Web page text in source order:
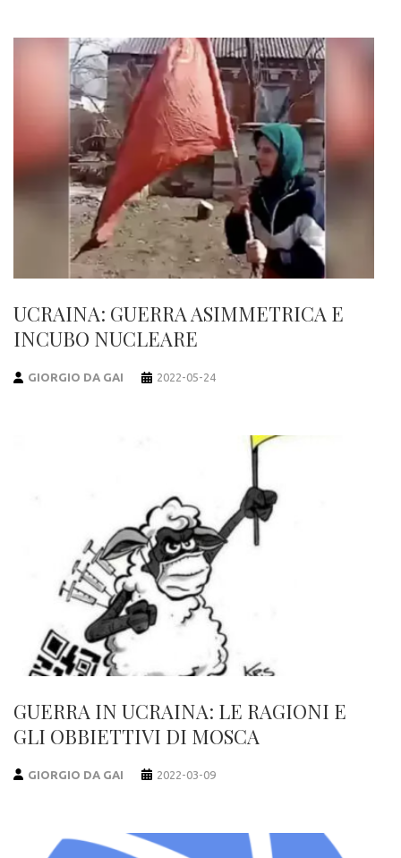
UCRAINA: GUERRA ASIMMETRICA E
INCUBO NUCLEARE
GIORGIO DA GAI 2022-05-24
GUERRA IN UCRAINA: LE RAGIONI E
GLI OBBIETTIVI DI MOSCA
GIORGIO DA GAI 2022-03-09